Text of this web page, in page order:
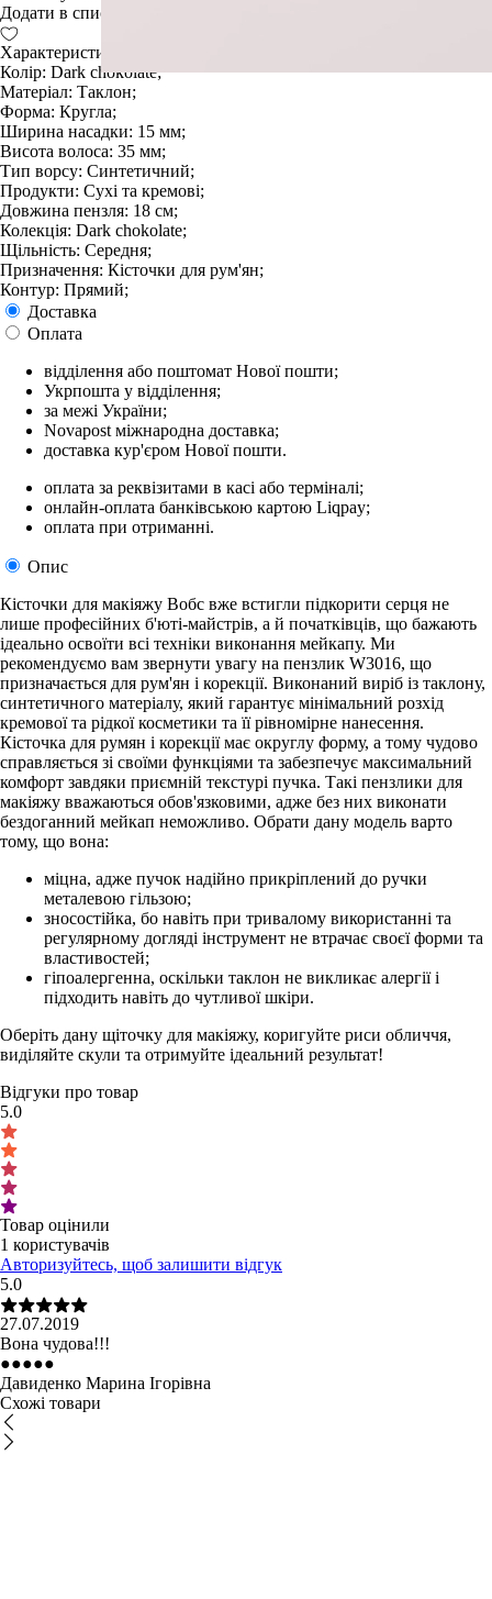
Додати в список бажань
Характеристики:
Колір: Dark chokolate;
Матеріал: Таклон;
Форма: Кругла;
Ширина насадки: 15 мм;
Висота волоса: 35 мм;
Тип ворсу: Синтетичний;
Продукти: Сухі та кремові;
Довжина пензля: 18 см;
Колекція: Dark chokolate;
Щільність: Середня;
Призначення: Кісточки для рум'ян;
Контур: Прямий;
Доставка
Оплата
відділення або поштомат Нової пошти;
Укрпошта у відділення;
за межі України;
Novapost міжнародна доставка;
доставка кур'єром Нової пошти.
оплата за реквізитами в касі або терміналі;
онлайн-оплата банківською картою Liqpay;
оплата при отриманні.
Опис
Кісточки для макіяжу Вобс вже встигли підкорити серця не
лише професійних б'юті-майстрів, а й початківців, що бажають
ідеально освоїти всі техніки виконання мейкапу. Ми
рекомендуємо вам звернути увагу на пензлик W3016, що
призначається для рум'ян і корекції. Виконаний виріб із таклону,
синтетичного матеріалу, який гарантує мінімальний розхід
кремової та рідкої косметики та її рівномірне нанесення.
Кісточка для румян і корекції має округлу форму, а тому чудово
справляється зі своїми функціями та забезпечує максимальний
комфорт завдяки приємній текстурі пучка. Такі пензлики для
макіяжу вважаються обов'язковими, адже без них виконати
бездоганний мейкап неможливо. Обрати дану модель варто
тому, що вона:
міцна, адже пучок надійно прикріплений до ручки
металевою гільзою;
зносостійка, бо навіть при тривалому використанні та
регулярному догляді інструмент не втрачає своєї форми та
властивостей;
гіпоалергенна, оскільки таклон не викликає алергії і
підходить навіть до чутливої шкіри.
Оберіть дану щіточку для макіяжу, коригуйте риси обличчя,
виділяйте скули та отримуйте ідеальний результат!
Відгуки про товар
5.0
Товар оцінили
1 користувачів
Авторизуйтесь, щоб залишити відгук
5.0
27.07.2019
Вона чудова!!!
●●●●●
Давиденко Марина Ігорівна
Схожі товари